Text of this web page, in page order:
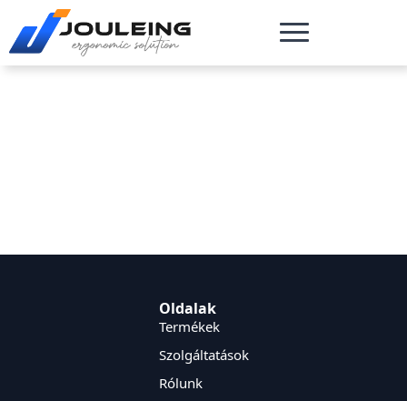
Oldalak
Termékek
Szolgáltatások
Rólunk